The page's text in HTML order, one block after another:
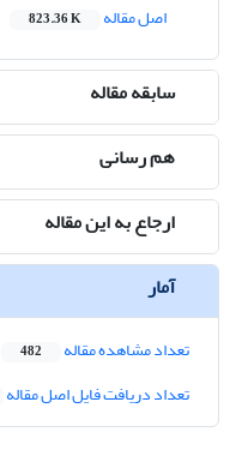
اصل مقاله
823.36 K
سابقه مقاله
هم رسانی
ارجاع به این مقاله
آمار
تعداد مشاهده مقاله 482
تعداد دریافت فایل اصل مقاله